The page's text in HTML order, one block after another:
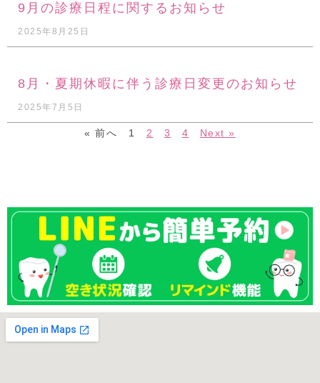
9月の診療日程に関するお知らせ
2025年8月25日
8月・夏期休暇に伴う診療日変更のお知らせ
2025年7月5日
« 前へ 1 2 3 4 Next »